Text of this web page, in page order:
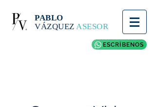
PABLO
VÁZQUEZASESOR
ESCRÍBENOS